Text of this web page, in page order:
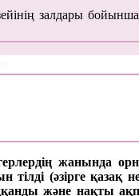
залдары
жанында
(әзірге қазақ
және нақты